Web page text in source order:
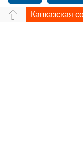
Путешествие
Кавказская